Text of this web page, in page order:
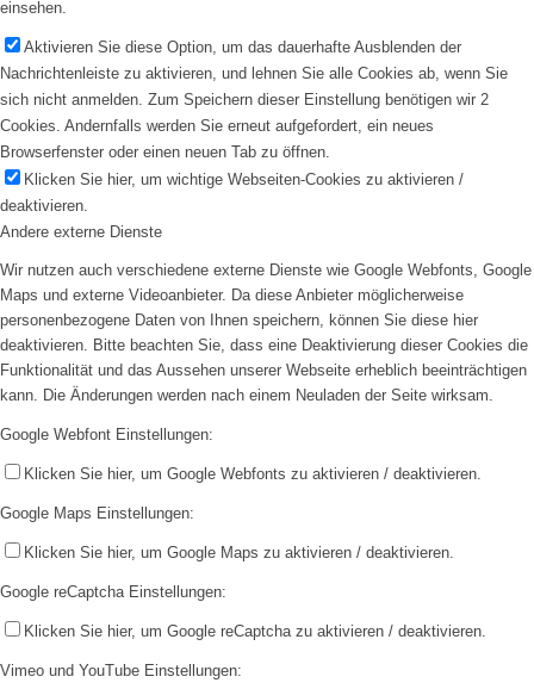
einsehen.
Aktivieren Sie diese Option, um das dauerhafte Ausblenden der
Nachrichtenleiste zu aktivieren, und lehnen Sie alle Cookies ab, wenn Sie
sich nicht anmelden. Zum Speichern dieser Einstellung benötigen wir 2
Cookies. Andernfalls werden Sie erneut aufgefordert, ein neues
Browserfenster oder einen neuen Tab zu öffnen.
Klicken Sie hier, um wichtige Webseiten-Cookies zu aktivieren /
deaktivieren.
Andere externe Dienste
Wir nutzen auch verschiedene externe Dienste wie Google Webfonts, Google
Maps und externe Videoanbieter. Da diese Anbieter möglicherweise
personenbezogene Daten von Ihnen speichern, können Sie diese hier
deaktivieren. Bitte beachten Sie, dass eine Deaktivierung dieser Cookies die
Funktionalität und das Aussehen unserer Webseite erheblich beeinträchtigen
kann. Die Änderungen werden nach einem Neuladen der Seite wirksam.
Google Webfont Einstellungen:
Klicken Sie hier, um Google Webfonts zu aktivieren / deaktivieren.
Google Maps Einstellungen:
Klicken Sie hier, um Google Maps zu aktivieren / deaktivieren.
Google reCaptcha Einstellungen:
Klicken Sie hier, um Google reCaptcha zu aktivieren / deaktivieren.
Vimeo und YouTube Einstellungen: